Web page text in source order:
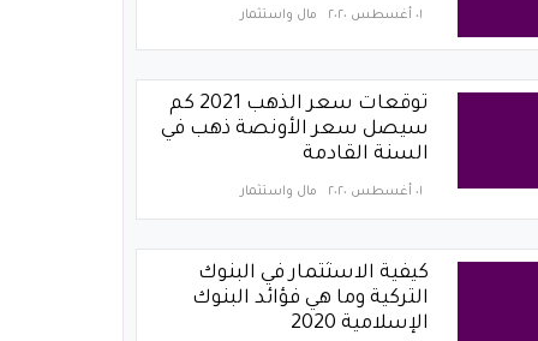
٠١ أغسطس ٢٠٢٠ مال واستثمار
توقعات سعر الذهب 2021 كم
سيصل سعر الأونصة ذهب في
السنة القادمة
٠١ أغسطس ٢٠٢٠ مال واستثمار
كيفية الاسثتمار في البنوك
التركية وما هي فؤائد البنوك
الإسلامية 2020